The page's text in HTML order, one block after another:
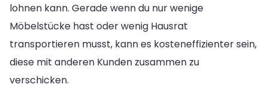
lohnen kann. Gerade wenn du nur wenige
Möbelstücke hast oder wenig Hausrat
transportieren musst, kann es kosteneffizienter sein,
diese mit anderen Kunden zusammen zu
verschicken.